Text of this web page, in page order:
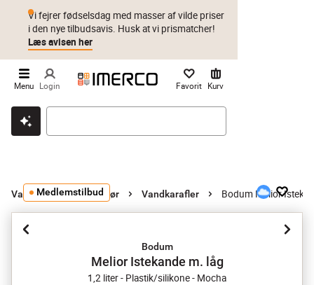
Klik & hent Byt i 1 år Prismatch
Vi fejrer fødselsdag med masser af vilde priser
i den nye tilbudsavis. Husk at vi prismatcher!
Læs avisen her
Menu Login Favorit Kurv
Vandkarafler og tilbehør Vandkarafler Bodum Melior
Medlemstilbud
Bodum
Melior Istekande m. låg
1,2 liter - Plastik/silikone - Mocha